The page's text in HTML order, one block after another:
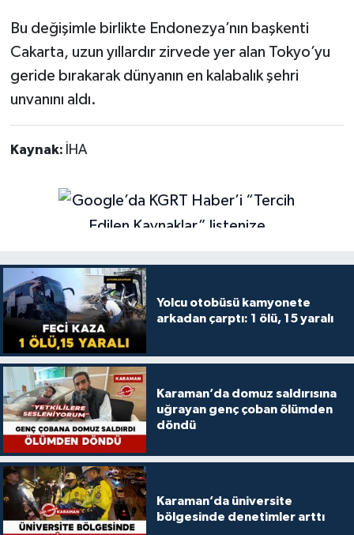
Bu değişimle birlikte Endonezya’nın başkenti
Cakarta, uzun yıllardır zirvede yer alan Tokyo’yu
geride bırakarak dünyanın en kalabalık şehri
unvanını aldı.
Kaynak: İHA
Yolcu otobüsü kamyonete
arkadan çarptı: 1 ölü, 15 yaralı
Karaman’da domuz saldırısına
uğrayan genç çoban ölümden
döndü
Karaman’da üniversite
bölgesinde denetimler arttı